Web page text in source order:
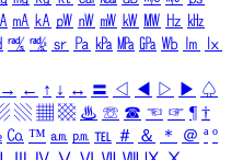
㎃ ㎄ ㎺ ㎻ ㎽ ㎾ ㎿ ㎐ ㎑
㎮ ㎯ ㏛ ㎩ ㎪ ㎫ ㎬ ㏝ ㏐
㏓
→ ← ↑ ↓ ↔ 〓 ◁ ◀ ▷ ▶ ♤
▧ ▦ ▩ ♨ ☏ ☎ ☜ ☞ ¶ †
㏇ ™ ㏂ ㏘ ℡ ＃ ＆ ＊ ＠ ª º